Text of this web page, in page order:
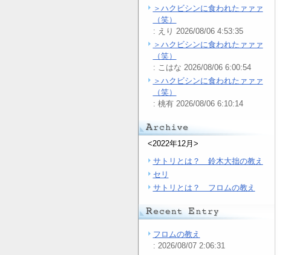
＞ハクビシンに食われたァァァ
（笑）
: えり 2026/08/06 4:53:35
＞ハクビシンに食われたァァァ
（笑）
: こはな 2026/08/06 6:00:54
＞ハクビシンに食われたァァァ
（笑）
: 桃有 2026/08/06 6:10:14
<2022年12月>
サトリとは？ 鈴木大拙の教え
セリ
サトリとは？ フロムの教え
フロムの教え
: 2026/08/07 2:06:31